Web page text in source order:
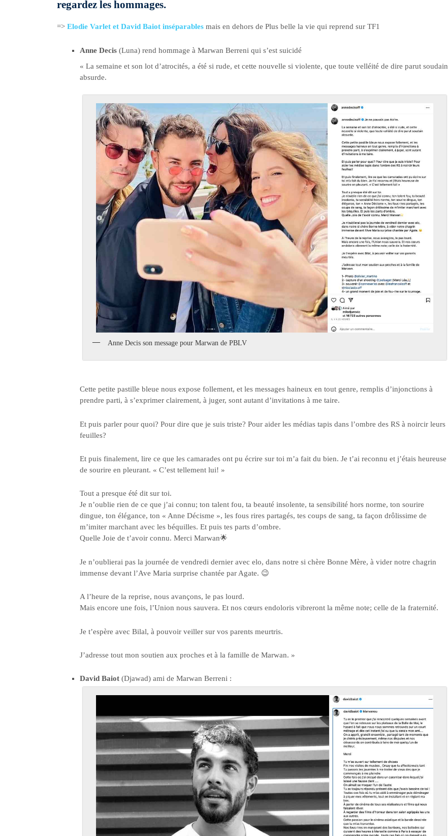
regardez les hommages.
=> Elodie Varlet et David Baiot inséparables mais en dehors de Plus belle la vie qui reprend sur TF1
Anne Decis (Luna) rend hommage à Marwan Berreni qui s’est suicidé
« La semaine et son lot d’atrocités, a été si rude, et cette nouvelle si violente, que toute velléité de dire parut soudain
absurde.
Anne Decis son message pour Marwan de PBLV
Cette petite pastille bleue nous expose follement, et les messages haineux en tout genre, remplis d’injonctions à
prendre parti, à s’exprimer clairement, à juger, sont autant d’invitations à me taire.
Et puis parler pour quoi? Pour dire que je suis triste? Pour aider les médias tapis dans l’ombre des RS à noircir leurs
feuilles?
Et puis finalement, lire ce que les camarades ont pu écrire sur toi m’a fait du bien. Je t’ai reconnu et j’étais heureuse
de sourire en pleurant. « C’est tellement lui! »
Tout a presque été dit sur toi.
Je n’oublie rien de ce que j’ai connu; ton talent fou, ta beauté insolente, ta sensibilité hors norme, ton sourire
dingue, ton élégance, ton « Anne Décisme », les fous rires partagés, tes coups de sang, ta façon drôlissime de
m’imiter marchant avec les béquilles. Et puis tes parts d’ombre.
Quelle Joie de t’avoir connu. Merci Marwan🌟
Je n’oublierai pas la journée de vendredi dernier avec elo, dans notre si chère Bonne Mère, à vider notre chagrin
immense devant l’Ave Maria surprise chantée par Agate. 😉
A l’heure de la reprise, nous avançons, le pas lourd.
Mais encore une fois, l’Union nous sauvera. Et nos cœurs endoloris vibreront la même note; celle de la fraternité.
Je t’espère avec Bilal, à pouvoir veiller sur vos parents meurtris.
J’adresse tout mon soutien aux proches et à la famille de Marwan. »
David Baiot (Djawad) ami de Marwan Berreni :